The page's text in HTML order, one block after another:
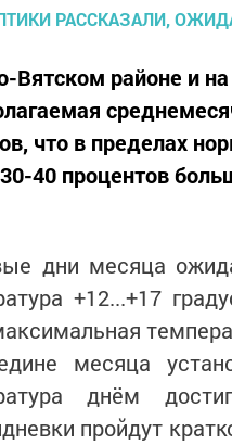
Вятском районе и
что в пределах
40 процентов
дни месяца
+12...+17
месяца
днём
пройдут